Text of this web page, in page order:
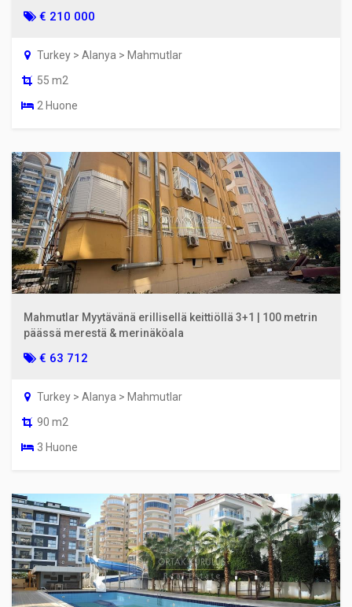
€ 210 000
Turkey > Alanya > Mahmutlar
55 m2
2 Huone
Mahmutlar Myytävänä erillisellä keittiöllä 3+1 | 100 metrin
päässä merestä & merinäköala
€ 63 712
Turkey > Alanya > Mahmutlar
90 m2
3 Huone